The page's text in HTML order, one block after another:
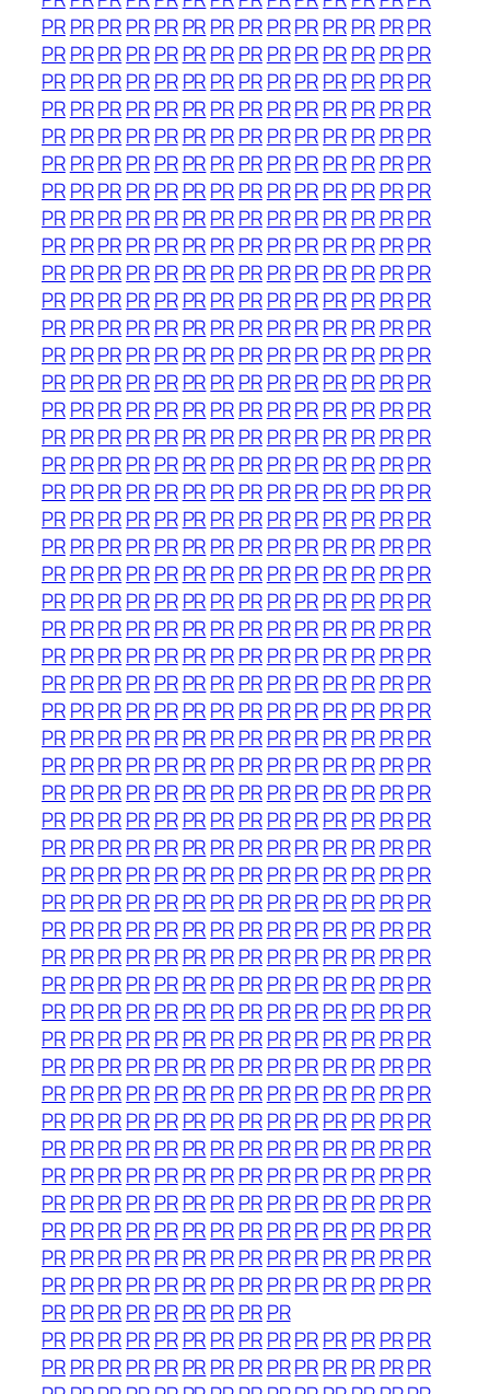
PRPRPRPRPR PRPRPRPRPRPRPR PRPR
PRPRPRPRPR PRPRPRPRPRPRPR PRPR
PRPRPRPRPR PRPRPRPRPRPRPR PRPR
PRPRPRPRPR PRPRPRPRPRPRPR PRPR
PRPRPRPRPR PRPRPRPRPRPRPR PRPR
PRPRPRPRPR PRPRPRPRPRPRPR PRPR
PRPRPRPRPR PRPRPRPRPRPRPR PRPR
PRPRPRPRPR PRPRPRPRPRPRPR PRPR
PRPRPRPRPR PRPRPRPRPRPRPR PRPR
PRPRPRPRPR PRPRPRPRPRPRPR PRPR
PRPRPRPRPR PRPRPRPRPRPRPR PRPR
PRPRPRPRPR PRPRPRPRPRPRPR PRPR
PRPRPRPRPR PRPRPRPRPRPRPR PRPR
PRPRPRPRPR PRPRPRPRPRPRPR PRPR
PRPRPRPRPR PRPRPRPRPRPRPR PRPR
PRPRPRPRPR PRPRPRPRPRPRPR PRPR
PRPRPRPRPR PRPRPRPRPRPRPR PRPR
PRPRPRPRPR PRPRPRPRPRPRPR PRPR
PRPRPRPRPR PRPRPRPRPRPRPR PRPR
PRPRPRPRPR PRPRPRPRPRPRPR PRPR
PRPRPRPRPR PRPRPRPRPRPRPR PRPR
PRPRPRPRPR PRPRPRPRPRPRPR PRPR
PRPRPRPRPR PRPRPRPRPRPRPR PRPR
PRPRPRPRPR PRPRPRPRPRPRPR PRPR
PRPRPRPRPR PRPRPRPRPRPRPR PRPR
PRPRPRPRPR PRPRPRPRPRPRPR PRPR
PRPRPRPRPR PRPRPRPRPRPRPR PRPR
PRPRPRPRPR PRPRPRPRPRPRPR PRPR
PRPRPRPRPR PRPRPRPRPRPRPR PRPR
PRPRPRPRPR PRPRPRPRPRPRPR PRPR
PRPRPRPRPR PRPRPRPRPRPRPR PRPR
PRPRPRPRPR PRPRPRPRPRPRPR PRPR
PRPRPRPRPR PRPRPRPRPRPRPR PRPR
PRPRPRPRPR PRPRPRPRPRPRPR PRPR
PRPRPRPRPR PRPRPRPRPRPRPR PRPR
PRPRPRPRPR PRPRPRPRPRPRPR PRPR
PRPRPRPRPR PRPRPRPRPRPRPR PRPR
PRPRPRPRPR PRPRPRPRPRPRPR PRPR
PRPRPRPRPR PRPRPRPRPRPRPR PRPR
PRPRPRPRPR PRPRPRPRPRPRPR PRPR
PRPRPRPRPR PRPRPRPRPRPRPR PRPR
PRPRPRPRPR PRPRPRPRPRPRPR PRPR
PRPRPRPRPR PRPRPRPRPRPRPR PRPR
PRPRPRPRPR PRPRPRPRPRPRPR PRPR
PRPRPRPRPR PRPRPRPRPRPRPR PRPR
PRPRPRPRPR PRPRPRPRPRPRPR PRPR
PRPRPRPRPR PRPRPRPRPRPRPR PRPR
PRPRPRPRPR PRPRPRPR
PRPRPRPRPR PRPRPRPRPRPRPR PRPR
PRPRPRPRPR PRPRPRPRPRPRPR PRPR